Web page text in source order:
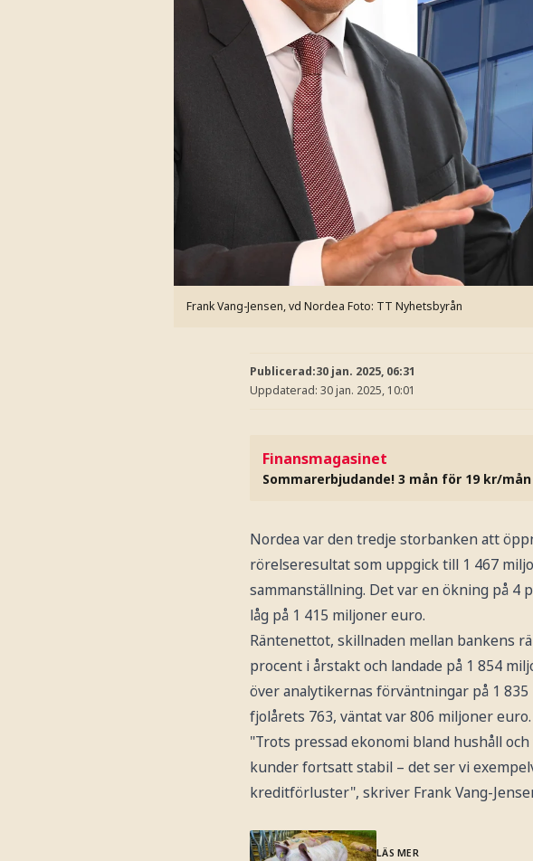
Frank Vang-Jensen, vd Nordea Foto: TT Nyhetsbyrån
Publicerad:30 jan. 2025, 06:31
Uppdaterad: 30 jan. 2025, 10:01
Finansmagasinet
Sommarerbjudande! 3 mån för 19 kr/mån
Nordea var den tredje storbanken att
rörelseresultat som uppgick till 1 467
sammanställning. Det var en ökning på
låg på 1 415 miljoner euro.
Räntenettot, skillnaden mellan bankens
procent i årstakt och landade på 1 854
över analytikernas förväntningar på 1
fjolårets 763, väntat var 806 miljoner euro.
"Trots pressad ekonomi bland hushåll
kunder fortsatt stabil – det ser vi
kreditförluster", skriver Frank Vang-
LÄS MER